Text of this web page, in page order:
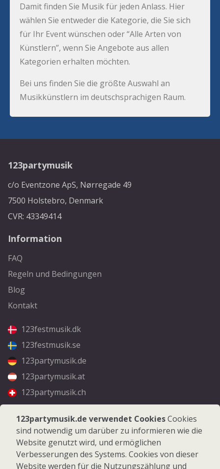
Damit finden Sie Musik für jeden Anlass. Hier
wählen Sie entweder die Kategorie, die Sie sich
für Ihr Event wünschen oder “Alle Arten von
Künstlern”, wenn Sie Angebote aus allen
Kategorien erhalten möchten.
Bei uns finden Sie die größte Auswahl an
Musikkünstlern im deutschsprachigen Raum.
123partymusik
c/o Eventzone ApS, Nørregade 49
7500 Holstebro, Denmark
CVR: 43349414
Information
FAQ
Regeln und Bedingungen
Blog
Kontakt
123festmusik.dk
123festmusik.se
123partymusik.de
123partymusik.at
123partymusik.ch
Folgen Sie uns
Facebook
Instagram
123partymusik.de verwendet CookiesCookies
sind notwendig um darüber zu informieren wie die
Website genutzt wird, und ermöglichen
Verbesserungen des Systems. Cookies von dieser
Website werden für die Nutzungszählung und